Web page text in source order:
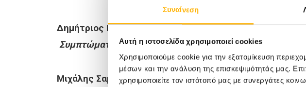
Συναίνεση
Αυτή η ιστοσελίδα χρησιμοποιεί cookies
Χρησιμοποιούμε cookie για την εξατομίκευση
μέσων και την ανάλυση της επισκεψιμότητάς μας.
χρησιμοποιείτε τον ιστότοπό μας με συνεργάτες
Δημήτριος ΚαραγιάννηςΑν. Διευθυντής Α’ Ουρολογικής
Συμπτώματα, Διάγνωση, Προσυμπτωματικός έλεγχος.
Μιχάλης ΣαμαρίναςΕπιμελητής Α’, Επιστημονικά